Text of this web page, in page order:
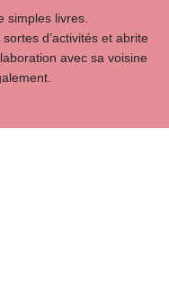
simples livres.
d’activités et abrite
avec sa voisine